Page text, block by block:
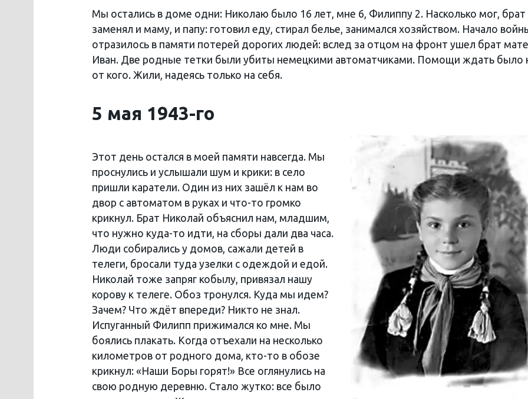
Мы остались в доме одни: Николаю было 16 лет, мне 6, Филиппу 2. Насколько мог, брат
заменял и маму, и папу: готовил еду, стирал белье, занимался хозяйством. Начало
отразилось в памяти потерей дорогих людей: вслед за отцом на фронт ушел брат
Иван. Две родные тетки были убиты немецкими автоматчиками. Помощи ждать было
от кого. Жили, надеясь только на себя.
5 мая 1943-го
Этот день остался в моей памяти навсегда. Мы
проснулись и услышали шум и крики: в село
пришли каратели. Один из них зашёл к нам во
двор с автоматом в руках и что-то громко
крикнул. Брат Николай объяснил нам, младшим,
что нужно куда-то идти, на сборы дали два часа.
Люди собирались у домов, сажали детей в
телеги, бросали туда узелки с одеждой и едой.
Николай тоже запряг кобылу, привязал нашу
корову к телеге. Обоз тронулся. Куда мы идем?
Зачем? Что ждёт впереди? Никто не знал.
Испуганный Филипп прижимался ко мне. Мы
боялись плакать. Когда отъехали на несколько
километров от родного дома, кто-то в обозе
крикнул: «Наши Боры горят!» Все оглянулись на
свою родную деревню. Стало жутко: все было